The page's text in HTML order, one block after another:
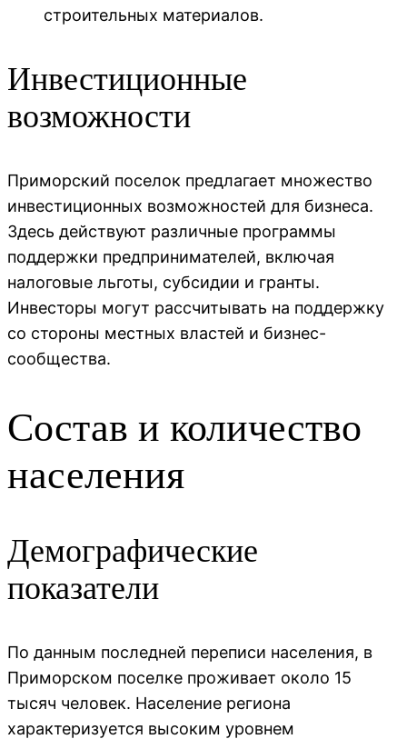
строительных материалов.
Инвестиционные
возможности
Приморский поселок предлагает множество
инвестиционных возможностей для бизнеса.
Здесь действуют различные программы
поддержки предпринимателей, включая
налоговые льготы, субсидии и гранты.
Инвесторы могут рассчитывать на поддержку
со стороны местных властей и бизнес-
сообщества.
Состав и количество
населения
Демографические
показатели
По данным последней переписи населения, в
Приморском поселке проживает около 15
тысяч человек. Население региона
характеризуется высоким уровнем